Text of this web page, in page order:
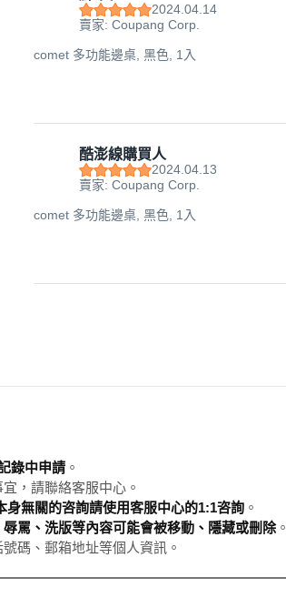
2024.04.14
賣家: Coupang Corp.
comet 多功能邊桌, 黑色, 1入
酷澎線購買人
2024.04.13
賣家: Coupang Corp.
comet 多功能邊桌, 黑色, 1入
錄中申請 。
，請聯絡客服中心。
無關的咨詢請使用客服中心的1:1咨詢 。
罵、洗版等內容可能會被移動、隱藏或刪除。
碼、郵箱地址等個人資訊。